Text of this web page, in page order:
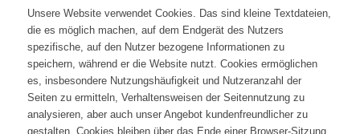
Unsere Website verwendet Cookies. Das sind kleine Textdateien,
die es möglich machen, auf dem Endgerät des Nutzers
spezifische, auf den Nutzer bezogene Informationen zu
speichern, während er die Website nutzt. Cookies ermöglichen
es, insbesondere Nutzungshäufigkeit und Nutzeranzahl der
Seiten zu ermitteln, Verhaltensweisen der Seitennutzung zu
analysieren, aber auch unser Angebot kundenfreundlicher zu
gestalten. Cookies bleiben über das Ende einer Browser-Sitzung